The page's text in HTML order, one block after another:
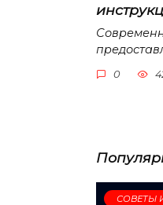
0
СОВЕТЫ